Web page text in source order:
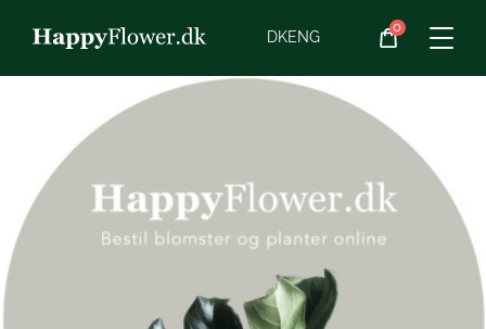
Blomster
Blomster­abonnement
Planter
Gaveideer
DKENG
0